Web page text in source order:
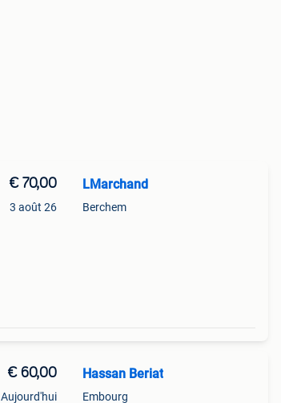
€ 70,00
3 août 26
LMarchand
Berchem
€ 60,00
Aujourd'hui
Hassan Beriat
Embourg